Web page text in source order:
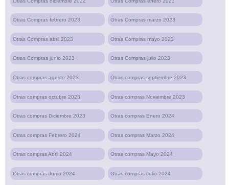
Otras Compras febrero 2023 Otras Compras marzo 2023
Otras Compras abril 2023 Otras Compras mayo 2023
Otras Compras junio 2023 Otras Compras julio 2023
Otras compras agosto 2023 Otras compras septiembre 2023
Otras compras octubre 2023 Otras compras Noviembre 2023
Otras compras Diciembre 2023 Otras compras Enero 2024
Otras compras Febrero 2024 Otras compras Marzo 2024
Otras compras Abril 2024 Otras compras Mayo 2024
Otras compras Junio 2024 Otras compras Julio 2024